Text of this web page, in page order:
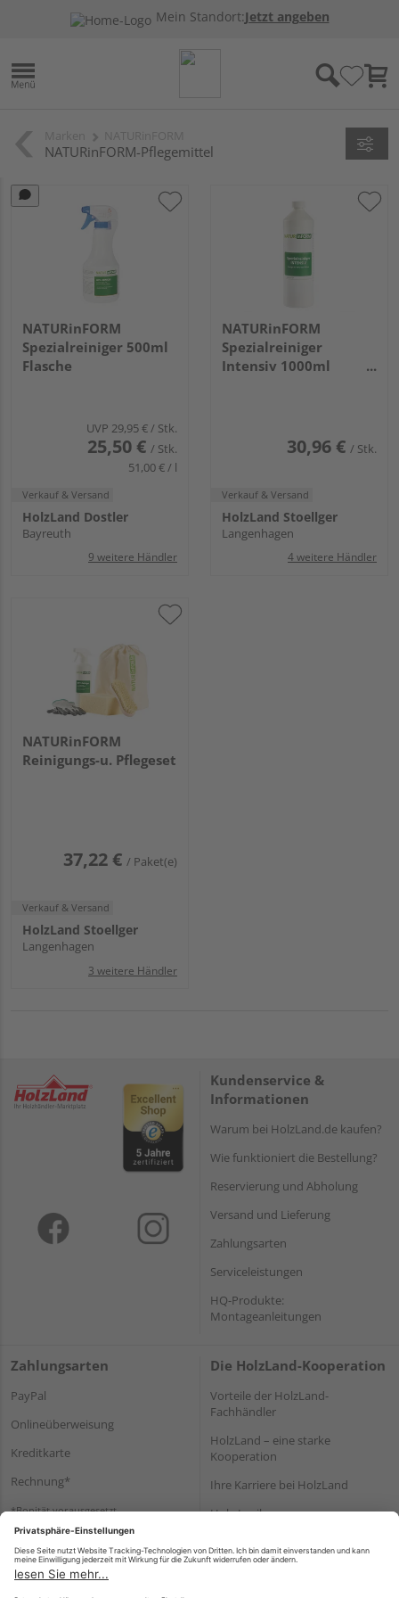
Mein Standort:Jetzt angeben
NATURinFORM-Pflegemittel
NATURinFORM
Spezialreiniger 500ml
Flasche
UVP 29,95 €/ Stk.
25,50 € / Stk.
51,00 € / l
Verkauf & Versand
HolzLand Dostler
Bayreuth
9 weitere Händler
NATURinFORM
Spezialreiniger
Intensiv 1000ml
30,96 € / Stk.
Verkauf & Versand
HolzLand Stoellger
Langenhagen
4 weitere Händler
NATURinFORM
Reinigungs-u. Pflegeset
37,22 € / Paket(e)
Verkauf & Versand
HolzLand Stoellger
Langenhagen
3 weitere Händler
Kundenservice &
Informationen
Warum bei HolzLand.de kaufen?
Wie funktioniert die Bestellung?
Reservierung und Abholung
Versand und Lieferung
Zahlungsarten
Serviceleistungen
HQ-Produkte:
Montageanleitungen
Zahlungsarten
PayPal
Onlineüberweisung
Kreditkarte
Rechnung*
*Bonität vorausgesetzt
Die HolzLand-Kooperation
Vorteile der HolzLand-
Fachhändler
HolzLand – eine starke
Kooperation
Ihre Karriere bei HolzLand
Holz-Lexikon